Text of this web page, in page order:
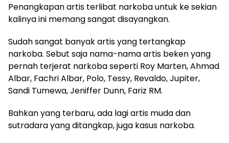
Penangkapan artis terlibat narkoba untuk ke sekian
kalinya ini memang sangat disayangkan.
Sudah sangat banyak artis yang tertangkap
narkoba. Sebut saja nama-nama artis beken yang
pernah terjerat narkoba seperti Roy Marten, Ahmad
Albar, Fachri Albar, Polo, Tessy, Revaldo, Jupiter,
Sandi Tumewa, Jeniffer Dunn, Fariz RM.
Bahkan yang terbaru, ada lagi artis muda dan
sutradara yang ditangkap, juga kasus narkoba.